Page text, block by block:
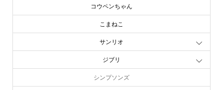
コウペンちゃん
こまねこ
サンリオ
ジブリ
シンプソンズ